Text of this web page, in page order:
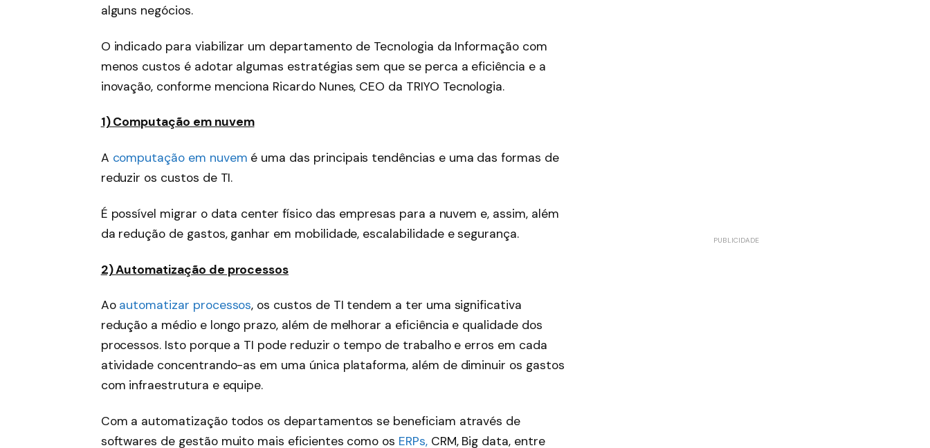
alguns negócios.
O indicado para viabilizar um departamento de Tecnologia da Informação com
menos custos é adotar algumas estratégias sem que se perca a eficiência e a
inovação, conforme menciona Ricardo Nunes, CEO da TRIYO Tecnologia.
1) Computação em nuvem
A computação em nuvem é uma das principais tendências e uma das formas de
reduzir os custos de TI.
É possível migrar o data center físico das empresas para a nuvem e, assim, além
da redução de gastos, ganhar em mobilidade, escalabilidade e segurança.
2) Automatização de processos
Ao automatizar processos, os custos de TI tendem a ter uma significativa
redução a médio e longo prazo, além de melhorar a eficiência e qualidade dos
processos. Isto porque a TI pode reduzir o tempo de trabalho e erros em cada
atividade concentrando-as em uma única plataforma, além de diminuir os gastos
com infraestrutura e equipe.
Com a automatização todos os departamentos se beneficiam através de
softwares de gestão muito mais eficientes como os ERPs,CRM, Big data, entre